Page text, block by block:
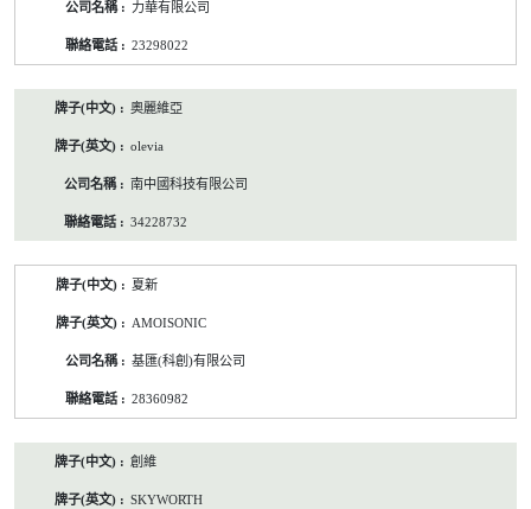
力華有限公司
23298022
奧麗維亞
olevia
南中國科技有限公司
34228732
夏新
AMOISONIC
基匯(科創)有限公司
28360982
創維
SKYWORTH